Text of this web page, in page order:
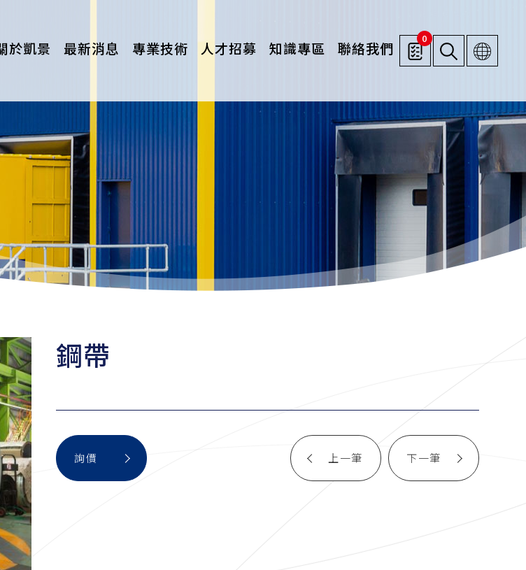
0
於凱景 最新消息 專業技術 人才招募 知識專區 聯絡我們
鋼帶
詢價 上一筆 下一筆